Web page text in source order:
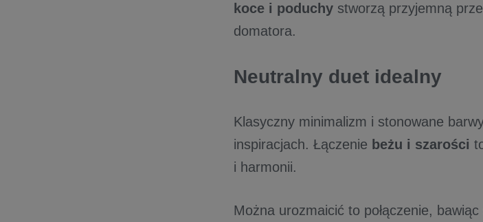
koce i poduchy stworzą przyjemną
domatora.
Neutralny duet idealny
Klasyczny minimalizm i stonowane
inspiracjach. Łączenie beżu i szarości
i harmonii.
Można urozmaicić to połączenie,